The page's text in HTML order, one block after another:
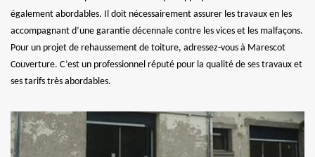
également abordables. Il doit nécessairement assurer les travaux en les
accompagnant d’une garantie décennale contre les vices et les malfaçons.
Pour un projet de rehaussement de toiture, adressez-vous à Marescot
Couverture. C’est un professionnel réputé pour la qualité de ses travaux et
ses tarifs très abordables.